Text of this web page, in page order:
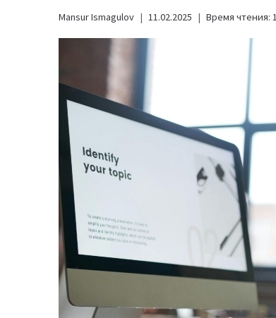
Mansur Ismagulov 11.02.2025 Время чтения: 1